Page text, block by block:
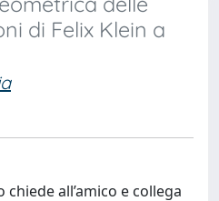
di Felix Klein a
chiede all’amico e collega